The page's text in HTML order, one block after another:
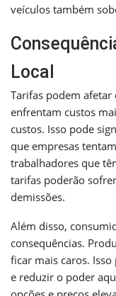
veículos também
Local
Tarifas podem afetar
enfrentam custos
custos. Isso pode
que empresas
trabalhadores que
tarifas poderão
demissões.
Além disso,
consequências.
ficar mais caros.
e reduzir o poder